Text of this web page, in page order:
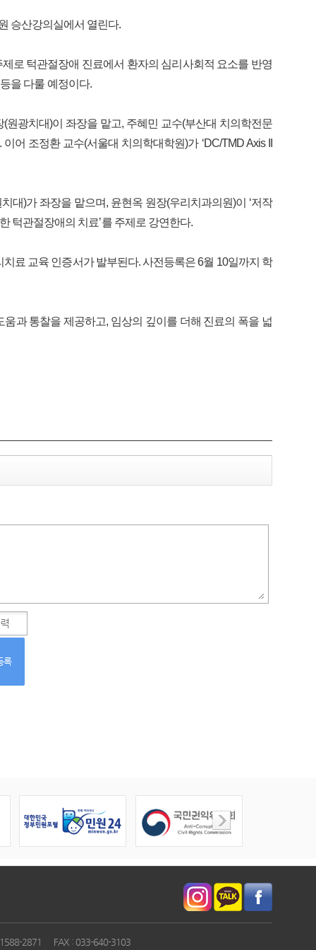
승산강의실에서 열린다.
로 턱관절장애 진료에서 환자의 심리사회적 요소를 반영
을 다룰 예정이다.
원광치대)이 좌장을 맡고, 주혜민 교수(부산대 치의학전문
어 조정환 교수(서울대 치의학대학원)가 ‘DC/TMD Axis II
대)가 좌장을 맡으며, 윤현옥 원장(우리치과의원)이 ‘저작
턱관절장애의 치료’를 주제로 강연한다.
료 교육 인증서가 발부된다. 사전등록은 6월 10일까지 학
과 통찰을 제공하고, 임상의 깊이를 더해 진료의 폭을 넓
록
2871 FAX : 033-640-3103